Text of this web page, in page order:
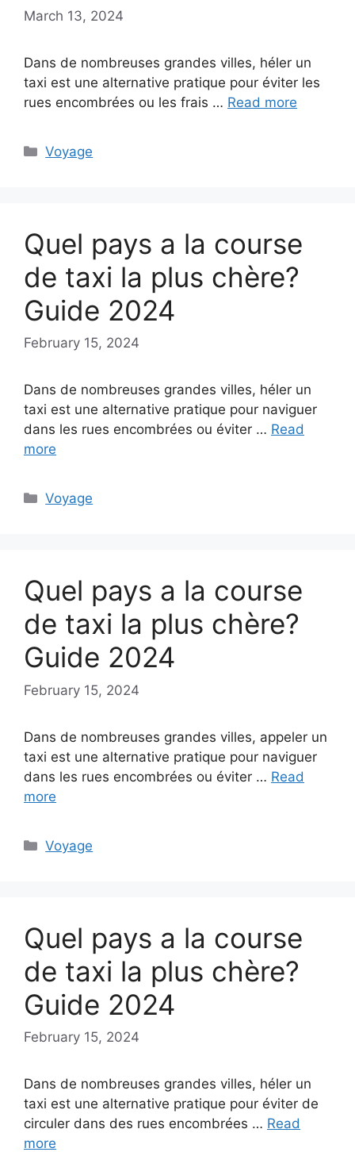
March 13, 2024
Dans de nombreuses grandes villes, héler un
taxi est une alternative pratique pour éviter les
rues encombrées ou les frais … Read more
Categories
Voyage
Quel pays a la course
de taxi la plus chère?
Guide 2024
February 15, 2024
Dans de nombreuses grandes villes, héler un
taxi est une alternative pratique pour naviguer
dans les rues encombrées ou éviter … Read
more
Categories
Voyage
Quel pays a la course
de taxi la plus chère?
Guide 2024
February 15, 2024
Dans de nombreuses grandes villes, appeler un
taxi est une alternative pratique pour naviguer
dans les rues encombrées ou éviter … Read
more
Categories
Voyage
Quel pays a la course
de taxi la plus chère?
Guide 2024
February 15, 2024
Dans de nombreuses grandes villes, héler un
taxi est une alternative pratique pour éviter de
circuler dans des rues encombrées … Read
more